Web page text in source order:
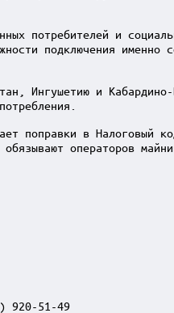
потребителей и
подключения именно
Ингушетию и
поправки в Налоговый
операторов
920-51-49